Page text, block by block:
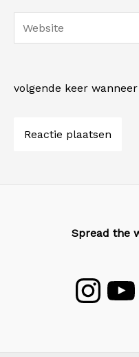
Website
volgende keer
Spread the